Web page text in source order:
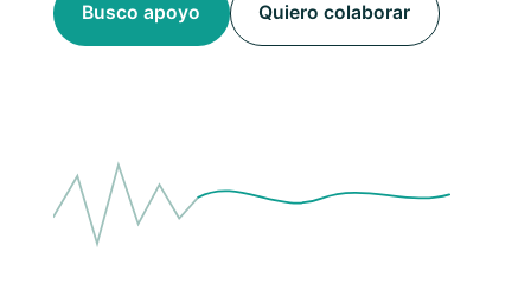
Busco apoyo Quiero colaborar